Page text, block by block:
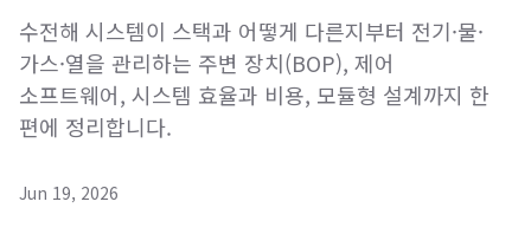
수전해 시스템이 스택과 어떻게 다른지부터 전기·물·
가스·열을 관리하는 주변 장치(BOP), 제어
소프트웨어, 시스템 효율과 비용, 모듈형 설계까지 한
편에 정리합니다.
Jun 19, 2026